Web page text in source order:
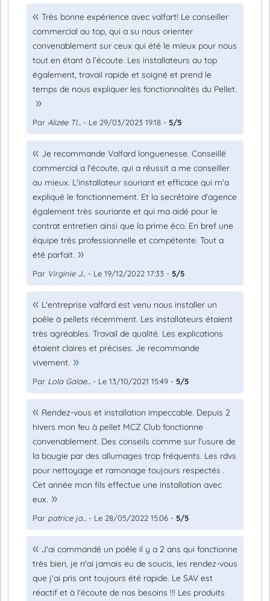
Très bonne expérience avec valfart! Le conseiller
commercial au top, qui a su nous orienter
convenablement sur ceux qui été le mieux pour nous
tout en étant à l’écoute. Les installateurs au top
également, travail rapide et soigné et prend le
temps de nous expliquer les fonctionnalités du Pellet.
Par Alizée Tl... - Le 29/03/2023 19:18 - 5/5
Je recommande Valfard longuenesse. Conseillé
commercial a l'écoute, qui a réussit a me conseiller
au mieux. L'installateur souriant et efficace qui m'a
expliqué le fonctionnement. Et la secrétaire d'agence
également très souriante et qui ma aidé pour le
contrat entretien ainsi que la prime éco. En bref une
équipe très professionnelle et compétente. Tout a
été parfait.
Par Virginie J... - Le 19/12/2022 17:33 - 5/5
L'entreprise valfard est venu nous installer un
poêle à pellets récemment. Les installateurs étaient
très agréables. Travail de qualité. Les explications
étaient claires et précises. Je recommande
vivement.
Par Lola Galae... - Le 13/10/2021 15:49 - 5/5
Rendez-vous et installation impeccable. Depuis 2
hivers mon feu à pellet MCZ Club fonctionne
convenablement. Des conseils comme sur l'usure de
la bougie par des allumages trop fréquents. Les rdvs
pour nettoyage et ramonage toujours respectés .
Cet année mon fils effectue une installation avec
eux.
Par patrice ja... - Le 28/05/2022 15:06 - 5/5
J'ai commandé un poêle il y a 2 ans qui fonctionne
très bien, je n'ai jamais eu de soucis, les rendez-vous
que j'ai pris ont toujours été rapide. Le SAV est
réactif et à l'écoute de nos besoins !!! Les produits